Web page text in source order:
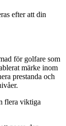
efter att din
för golfare som
märke inom
prestanda och
flera viktiga